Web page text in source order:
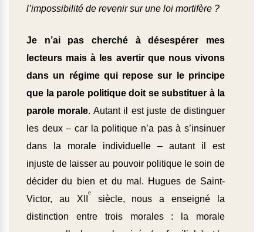
l’impossibilité de revenir sur une loi mortifère ?
Je n’ai pas cherché à désespérer mes
lecteurs mais à les avertir que nous vivons
dans un régime qui repose sur le principe
que la parole politique doit se substituer à la
parole morale. Autant il est juste de distinguer
les deux – car la politique n’a pas à s’insinuer
dans la morale individuelle – autant il est
injuste de laisser au pouvoir politique le soin de
décider du bien et du mal. Hugues de Saint-
Victor, au XII
e
siècle, nous a enseigné la
distinction entre trois morales : la morale